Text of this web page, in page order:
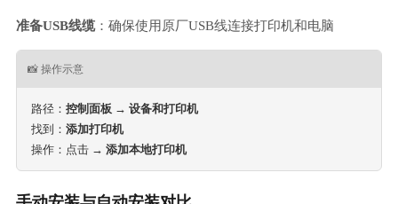
准备USB线缆：确保使用原厂USB线连接打印机和电脑
📸 操作示意
路径： 控制面板 → 设备和打印机
找到： 添加打印机
操作：点击 → 添加本地打印机